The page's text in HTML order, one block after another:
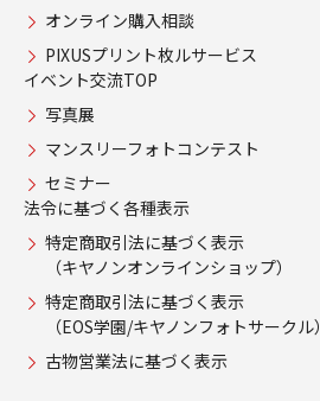
オンライン購入相談
PIXUSプリント枚ルサービス
イベント交流TOP
写真展
マンスリーフォトコンテスト
セミナー
法令に基づく各種表示
特定商取引法に基づく表示
（キヤノンオンラインショップ）
特定商取引法に基づく表示
（EOS学園/キヤノンフォトサークル）
古物営業法に基づく表示